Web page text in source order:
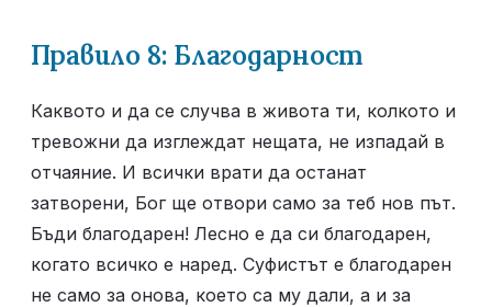
Правило 8: Благодарност
Каквото и да се случва в живота ти, колкото и
тревожни да изглеждат нещата, не изпадай в
отчаяние. И всички врати да останат
затворени, Бог ще отвори само за теб нов път.
Бъди благодарен! Лесно е да си благодарен,
когато всичко е наред. Суфистът е благодарен
не само за онова, което са му дали, а и за